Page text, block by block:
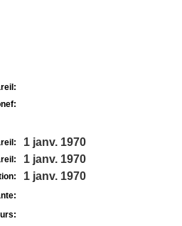
1 janv. 1970
1 janv. 1970
1 janv. 1970